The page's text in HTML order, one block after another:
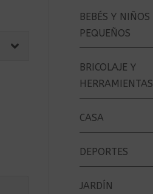
BEBÉS Y NIÑOS
PEQUEÑOS
BRICOLAJE Y
HERRAMIENTAS
CASA
DEPORTES
JARDÍN